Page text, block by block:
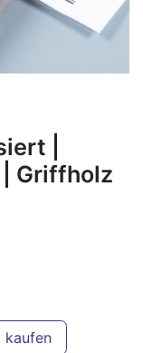
|
Griffholz
kaufen